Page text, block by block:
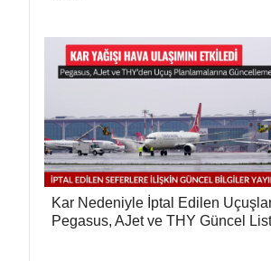
Kar Nedeniyle İptal Edilen
Pegasus, AJet ve THY Güncel